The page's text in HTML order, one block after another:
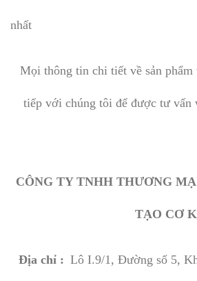
nhất
Mọi thông tin chi tiết về sản
tiếp với chúng tôi để được tư vấn
CÔNG TY TNHH THƯƠNG
TẠO CƠ
Địa chỉ : Lô I.9/1, Đường số 5,